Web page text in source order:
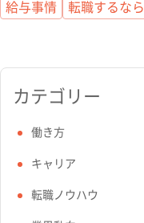
給与事情
転職するなら
カテゴリー
働き方
キャリア
転職ノウハウ